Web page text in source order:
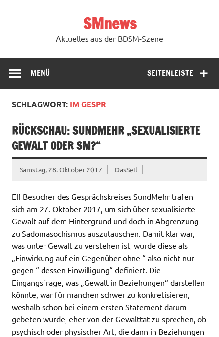
SMnews
Aktuelles aus der BDSM-Szene
SEITENLEISTE
MENÜ
SCHLAGWORT: IM GESPR
RÜCKSCHAU: SUNDMEHR „SEXUALISIERTE
GEWALT ODER SM?“
Samstag, 28. Oktober 2017 DasSeil
Elf Besucher des Gesprächskreises SundMehr trafen
sich am 27. Oktober 2017, um sich über sexualisierte
Gewalt auf dem Hintergrund und doch in Abgrenzung
zu Sadomasochismus auszutauschen. Damit klar war,
was unter Gewalt zu verstehen ist, wurde diese als
„Einwirkung auf ein Gegenüber ohne “ also nicht nur
gegen “ dessen Einwilligung“ definiert. Die
Eingangsfrage, was „Gewalt in Beziehungen“ darstellen
könnte, war für manchen schwer zu konkretisieren,
weshalb schon bei einem ersten Statement darum
gebeten wurde, eher von der Gewalttat zu sprechen, ob
psychisch oder physischer Art, die dann in Beziehungen